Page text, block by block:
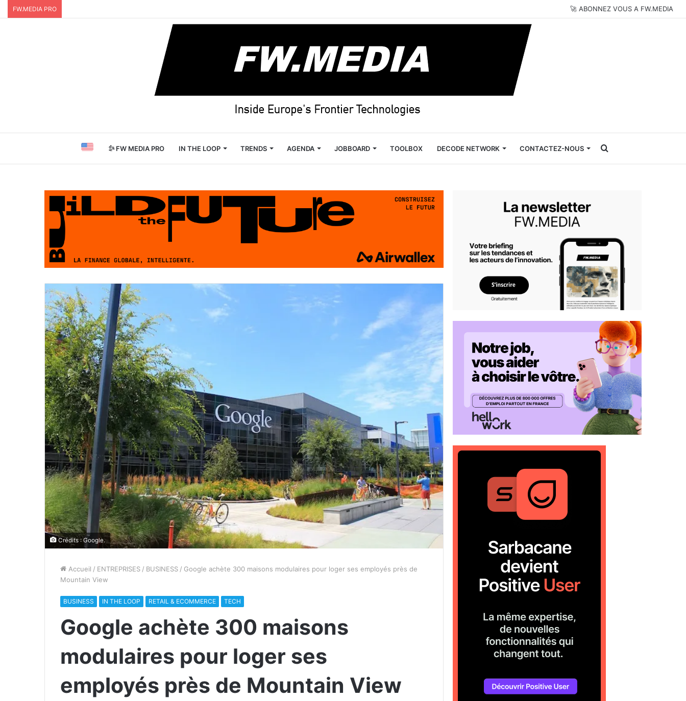
FW.MEDIA PRO 🚀 ABONNEZ VOUS A FW.MEDIA
FW MEDIA PRO IN THE LOOP TRENDS AGENDA JOBBOARD TOOLBOX DECODE NETWORK CONTACTEZ-NOUS Rechercher
Crédits : Google.
Accueil / ENTREPRISES / BUSINESS / Google achète 300 maisons modulaires pour loger ses employés près de
Mountain View
BUSINESS IN THE LOOP RETAIL & ECOMMERCE TECH
Google achète 300 maisons
modulaires pour loger ses
employés près de Mountain View